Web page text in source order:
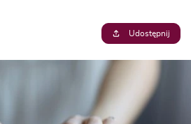
Udostępnij